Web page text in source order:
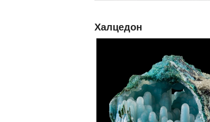
Халцедон